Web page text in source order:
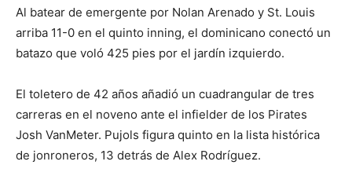
Al batear de emergente por Nolan Arenado y St. Louis
arriba 11-0 en el quinto inning, el dominicano conectó un
batazo que voló 425 pies por el jardín izquierdo.
El toletero de 42 años añadió un cuadrangular de tres
carreras en el noveno ante el infielder de los Pirates
Josh VanMeter. Pujols figura quinto en la lista histórica
de jonroneros, 13 detrás de Alex Rodríguez.